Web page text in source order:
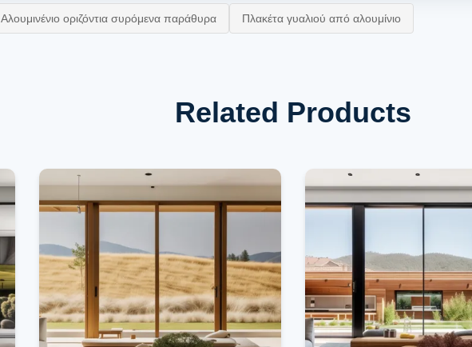
Αλουμινένιο οριζόντια συρόμενα παράθυρα Πλακέτα γυαλιού από αλουμίνιο
Related Products